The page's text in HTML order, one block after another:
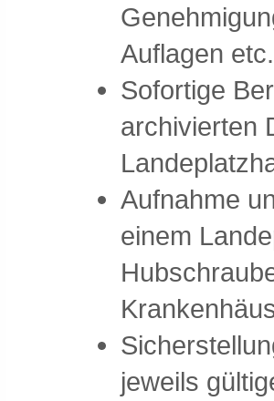
Auflagen etc.
Sofortige
archivierten
Aufnahme
einem
jeweils